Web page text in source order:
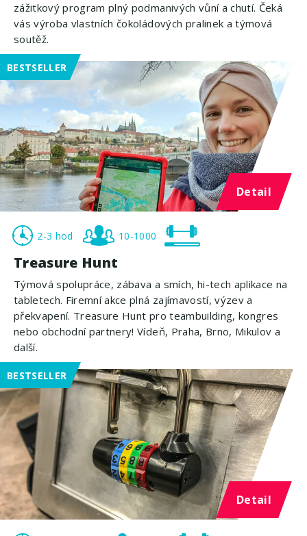
zážitkový program plný podmanivých vůní a chutí. Čeká
vás výroba vlastních čokoládových pralinek a týmová
soutěž.
BESTSELLER
Detail
2-3 hod 10-1000
Treasure Hunt
Týmová spolupráce, zábava a smích, hi-tech aplikace na
tabletech. Firemní akce plná zajímavostí, výzev a
překvapení. Treasure Hunt pro teambuilding, kongres
nebo obchodní partnery! Vídeň, Praha, Brno, Mikulov a
další.
BESTSELLER
Detail